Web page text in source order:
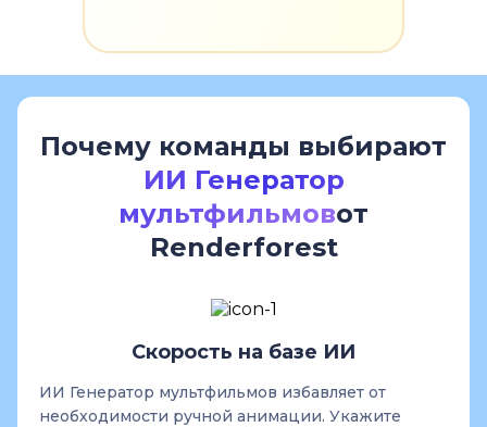
Почему команды выбирают
ИИ Генератор
мультфильмовот
Renderforest
Скорость на базе ИИ
ИИ Генератор мультфильмов избавляет от
необходимости ручной анимации. Укажите